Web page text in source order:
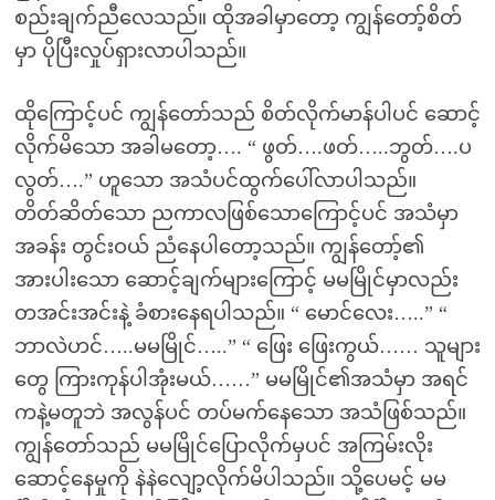
စည်းချက်ညီလေသည်။ ထိုအခါမှာတော့ ကျွန်တော့်စိတ်
မှာ ပိုပြီးလှုပ်ရှားလာပါသည်။
ထိုကြောင့်ပင် ကျွန်တော်သည် စိတ်လိုက်မာန်ပါပင် ဆောင့်
လိုက်မိသော အခါမတော့…. “ ဖွတ်….ဖတ်…..ဘွတ်….ပ
လွတ်….” ဟူသော အသံပင်ထွက်ပေါ်လာပါသည်။
တိတ်ဆိတ်သော ညကာလဖြစ်သောကြောင့်ပင် အသံမှာ
အခန်း တွင်းဝယ် ညံနေပါတော့သည်။ ကျွန်တော့်၏
အားပါးသော ဆောင့်ချက်များကြောင့် မမမြိုင်မှာလည်း
တအင်းအင်းနဲ့ ခံစားနေရပါသည်။ “ မောင်လေး…..” “
ဘာလဲဟင်…..မမမြိုင်…..” “ ဖြေး ဖြေးကွယ်…… သူများ
တွေ ကြားကုန်ပါအုံးမယ်……” မမမြိုင်၏အသံမှာ အရင်
ကနဲ့မတူဘဲ အလွန်ပင် တပ်မက်နေသော အသံဖြစ်သည်။
ကျွန်တော်သည် မမမြိုင်ပြောလိုက်မှပင် အကြမ်းလိုး
ဆောင့်နေမှုကို နဲနဲလျော့လိုက်မိပါသည်။ သို့ပေမင့် မမ